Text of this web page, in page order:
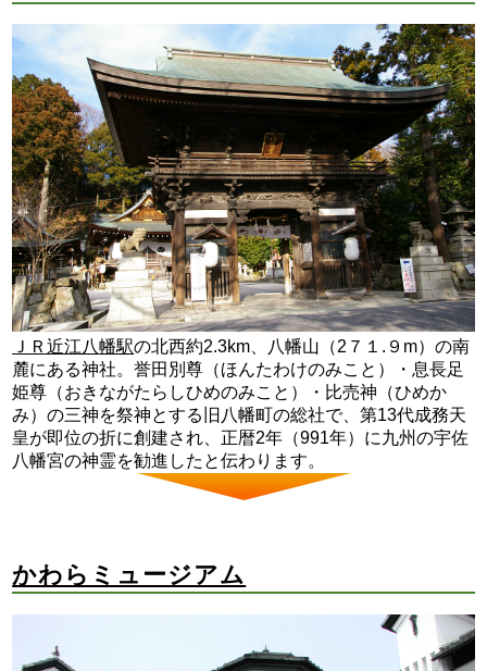
ＪＲ近江八幡駅の北西約2.3km、八幡山（2７１.９m）の南
麓にある神社。誉田別尊（ほんたわけのみこと）・息長足
姫尊（おきながたらしひめのみこと）・比売神（ひめか
み）の三神を祭神とする旧八幡町の総社で、第13代成務天
皇が即位の折に創建され、正暦2年（991年）に九州の宇佐
八幡宮の神霊を勧進したと伝わります。
かわらミュージアム